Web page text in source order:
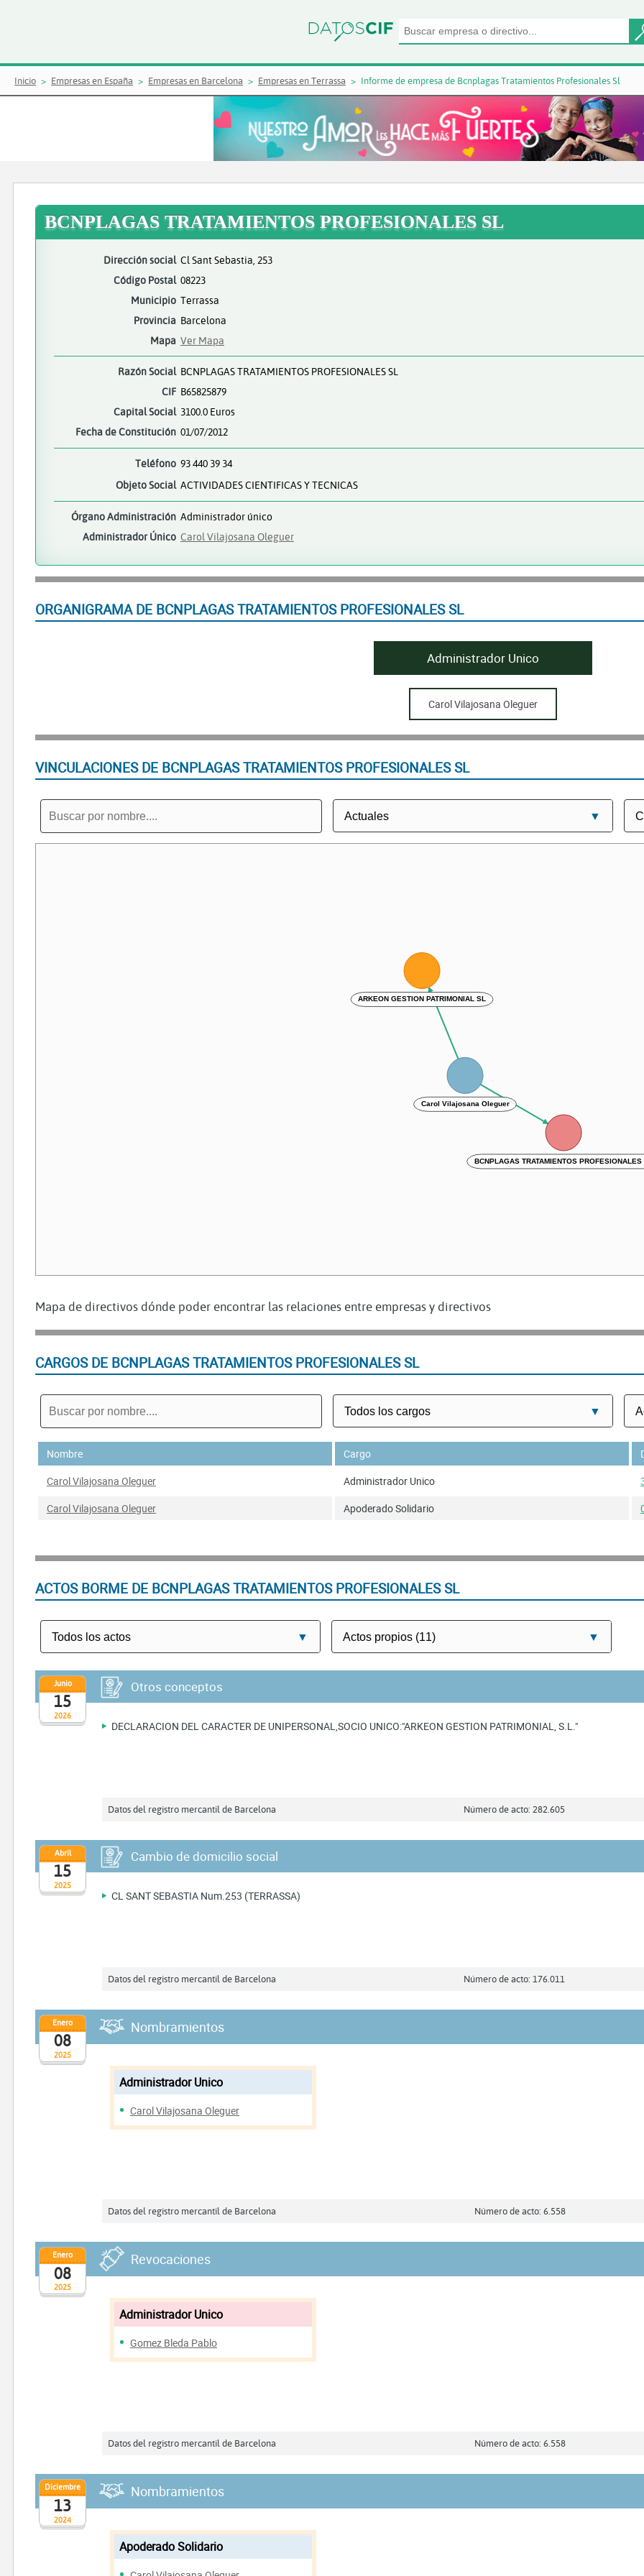
Inicio Empresas en España Empresas en Barcelona Empresas en Terrassa Informe de empresa de Bcnplagas Tratamientos Profesionales Sl
BCNPLAGAS TRATAMIENTOS PROFESIONALES SL
Dirección social Cl Sant Sebastia, 253
Código Postal 08223
Municipio Terrassa
Provincia Barcelona
Mapa Ver Mapa
Razón Social BCNPLAGAS TRATAMIENTOS PROFESIONALES SL
CIF B65825879
Capital Social 3100.0 Euros
Fecha de Constitución 01/07/2012
Teléfono 93 440 39 34
Objeto Social ACTIVIDADES CIENTIFICAS Y TECNICAS
Órgano Administración Administrador único
Administrador Único Carol Vilajosana Oleguer
ORGANIGRAMA DE BCNPLAGAS TRATAMIENTOS PROFESIONALES SL
Administrador Unico
Carol Vilajosana Oleguer
VINCULACIONES DE BCNPLAGAS TRATAMIENTOS PROFESIONALES SL
BCNPLAGAS TRATAMIENTOS PROFESIONALES
Carol Vilajosana Oleguer
ARKEON GESTION PATRIMONIAL SL
Mapa de directivos dónde poder encontrar las relaciones entre empresas y directivos
CARGOS DE BCNPLAGAS TRATAMIENTOS PROFESIONALES SL
Nombre Cargo
Carol Vilajosana Oleguer
Administrador Unico
Carol Vilajosana Oleguer
Apoderado Solidario
ACTOS BORME DE BCNPLAGAS TRATAMIENTOS PROFESIONALES SL
2026
Junio
15
Otros conceptos
DECLARACION DEL CARACTER DE UNIPERSONAL,SOCIO UNICO:"ARKEON GESTION PATRIMONIAL, S.L."
Datos del registro mercantil de Barcelona Número de acto: 282.605
2025
Abril
15
Cambio de domicilio social
CL SANT SEBASTIA Num.253 (TERRASSA)
Datos del registro mercantil de Barcelona Número de acto: 176.011
2025
Enero
08
Nombramientos
Administrador Unico
Carol Vilajosana Oleguer
Datos del registro mercantil de Barcelona Número de acto: 6.558
2025
Enero
08
Revocaciones
Administrador Unico
Gomez Bleda Pablo
Datos del registro mercantil de Barcelona Número de acto: 6.558
2024
Diciembre
13
Nombramientos
Apoderado Solidario